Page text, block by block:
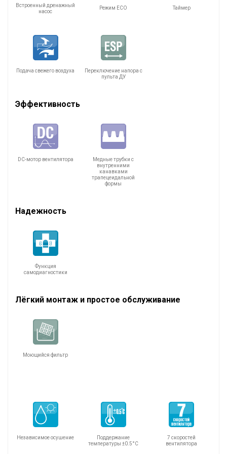
Встроенный дренажный
насос
Режим ECO Таймер
Подача свежего воздуха
Переключение напора с
пульта ДУ
Эффективность
DC-мотор вентилятора
Медные трубки с
внутренними
канавками
трапецеидальной
формы
Надежность
Функция
самодиагностики
Лёгкий монтаж и простое обслуживание
Моющийся фильтр
Независимое осушение
Поддержание
температуры ±0.5°С
7 скоростей
вентилятора